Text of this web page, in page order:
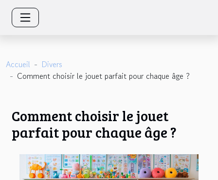
Accueil
Divers
Comment choisir le jouet parfait pour chaque âge ?
Comment choisir le jouet
parfait pour chaque âge ?